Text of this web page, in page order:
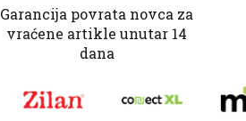
Garancija povrata novca za
vraćene artikle unutar 14
dana